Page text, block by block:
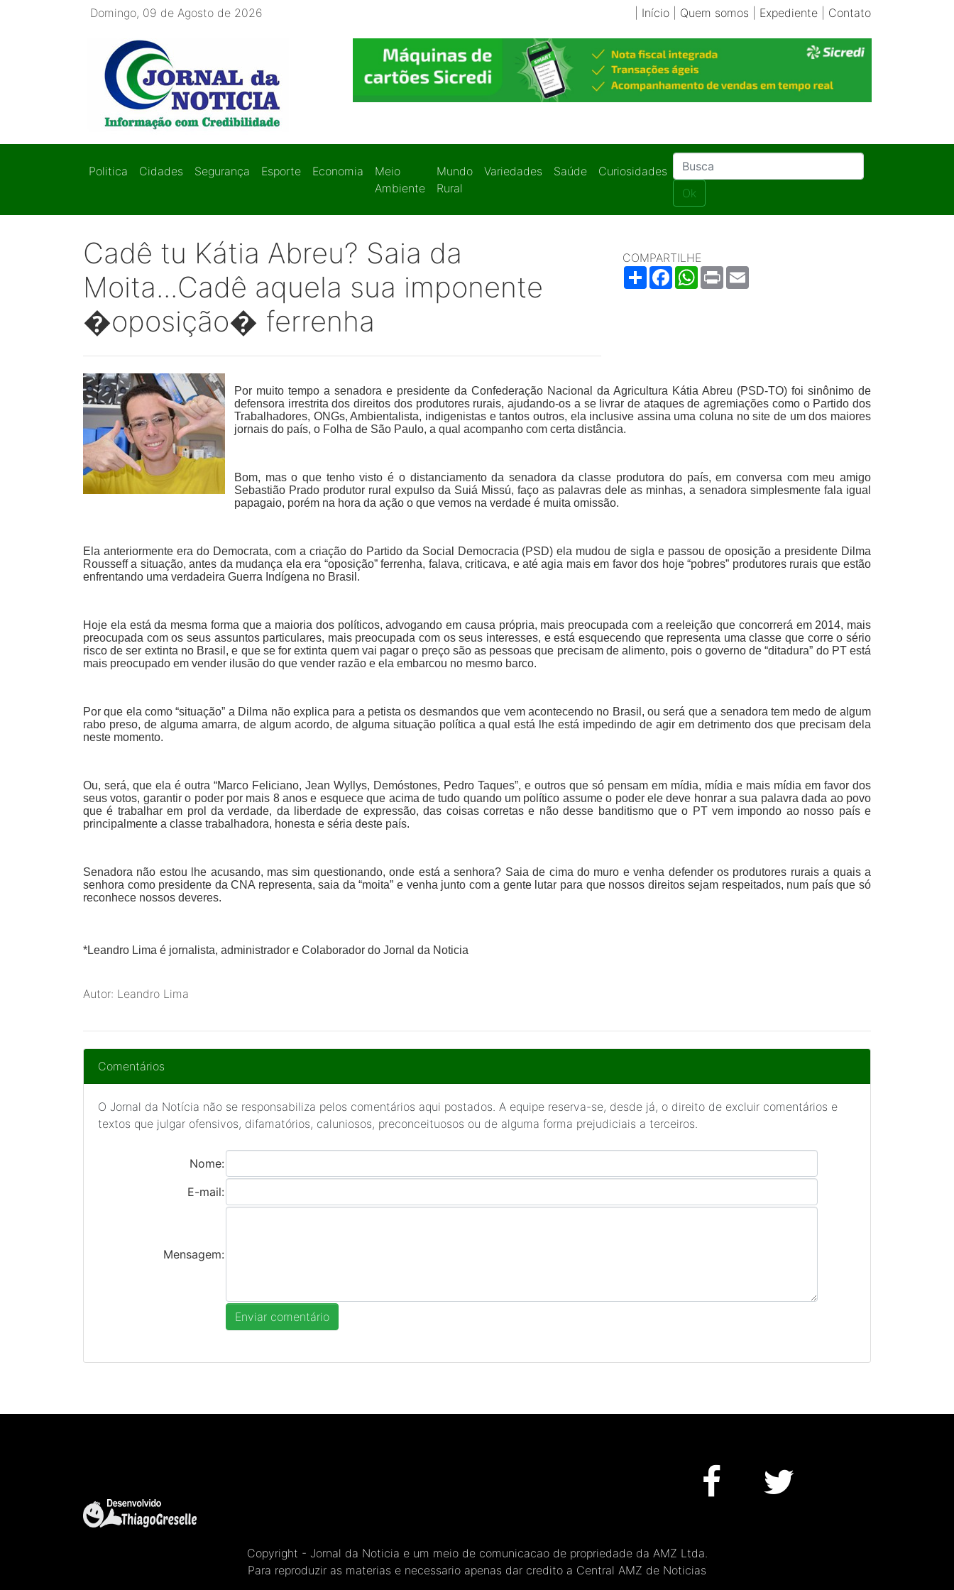
Domingo, 09 de Agosto de 2026 Início| Quem somos Expediente| Contato
Politica Cidades Segurança Esporte Economia
Meio
Ambiente
Mundo
Rural
Variedades Saúde
Curiosidades
Ok
Cadê tu Kátia Abreu? Saia da
Moita...Cadê aquela sua imponente
�oposição� ferrenha
COMPARTILHE
ShareFacebookWhatsApp
Print
Por muito tempo a senadora e presidente da Confederação Nacional da Agricultura Kátia Abreu (PSD-TO) foi sinônimo de
defensora irrestrita dos direitos dos produtores rurais, ajudando-os a se livrar de ataques de agremiações como o Partido dos
Trabalhadores, ONGs, Ambientalista, indigenistas e tantos outros, ela inclusive assina uma coluna no site de um dos maiores
jornais do país, o Folha de São Paulo, a qual acompanho com certa distância.
Bom, mas o que tenho visto é o distanciamento da senadora da classe produtora do país, em conversa com meu amigo
Sebastião Prado produtor rural expulso da Suiá Missú, faço as palavras dele as minhas, a senadora simplesmente fala igual
papagaio, porém na hora da ação o que vemos na verdade é muita omissão.
Ela anteriormente era do Democrata, com a criação do Partido da Social Democracia (PSD) ela mudou de sigla e passou de oposição a presidente Dilma
Rousseff a situação, antes da mudança ela era “oposição” ferrenha, falava, criticava, e até agia mais em favor dos hoje “pobres” produtores rurais que estão
enfrentando uma verdadeira Guerra Indígena no Brasil.
Hoje ela está da mesma forma que a maioria dos políticos, advogando em causa própria, mais preocupada com a reeleição que concorrerá em 2014, mais
preocupada com os seus assuntos particulares, mais preocupada com os seus interesses, e está esquecendo que representa uma classe que corre o sério
risco de ser extinta no Brasil, e que se for extinta quem vai pagar o preço são as pessoas que precisam de alimento, pois o governo de “ditadura” do PT está
mais preocupado em vender ilusão do que vender razão e ela embarcou no mesmo barco.
Por que ela como “situação” a Dilma não explica para a petista os desmandos que vem acontecendo no Brasil, ou será que a senadora tem medo de algum
rabo preso, de alguma amarra, de algum acordo, de alguma situação política a qual está lhe está impedindo de agir em detrimento dos que precisam dela
neste momento.
Ou, será, que ela é outra “Marco Feliciano, Jean Wyllys, Demóstones, Pedro Taques”, e outros que só pensam em mídia, mídia e mais mídia em favor dos
seus votos, garantir o poder por mais 8 anos e esquece que acima de tudo quando um político assume o poder ele deve honrar a sua palavra dada ao povo
que é trabalhar em prol da verdade, da liberdade de expressão, das coisas corretas e não desse banditismo que o PT vem impondo ao nosso país e
principalmente a classe trabalhadora, honesta e séria deste país.
Senadora não estou lhe acusando, mas sim questionando, onde está a senhora? Saia de cima do muro e venha defender os produtores rurais a quais a
senhora como presidente da CNA representa, saia da “moita” e venha junto com a gente lutar para que nossos direitos sejam respeitados, num país que só
reconhece nossos deveres.
*Leandro Lima é jornalista, administrador e Colaborador do Jornal da Noticia
Autor: Leandro Lima
Comentários
O Jornal da Notícia não se responsabiliza pelos comentários aqui postados. A equipe reserva-se, desde já, o direito de excluir comentários e
textos que julgar ofensivos, difamatórios, caluniosos, preconceituosos ou de alguma forma prejudiciais a terceiros.
Nome:
E-mail:
Mensagem:
Copyright - Jornal da Noticia e um meio de comunicacao de propriedade da AMZ Ltda.
Para reproduzir as materias e necessario apenas dar credito a Central AMZ de Noticias